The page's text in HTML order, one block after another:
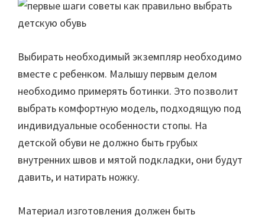
Выбирать необходимый экземпляр необходимо
вместе с ребенком. Малышу первым делом
необходимо примерять ботинки. Это позволит
выбрать комфортную модель, подходящую под
индивидуальные особенности стопы. На
детской обуви не должно быть грубых
внутренних швов и мятой подкладки, они будут
давить, и натирать ножку.
Материал изготовления должен быть